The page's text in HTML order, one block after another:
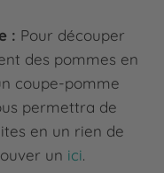
: Pour découper
des pommes en
coupe-pomme
permettra de
en un rien de
un ici.